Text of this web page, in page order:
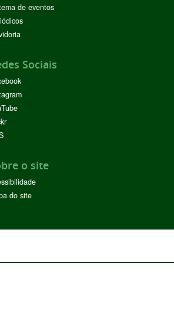
de eventos
Sociais
o site
do site